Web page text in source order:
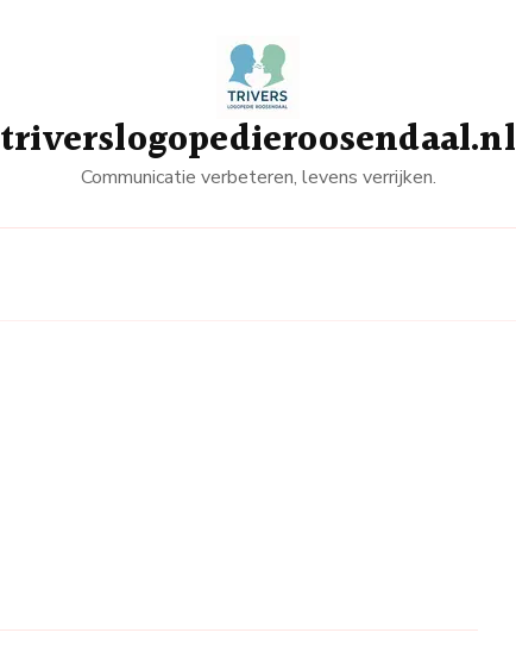
triverslogopedieroosendaal.nl
Communicatie verbeteren, levens verrijken.